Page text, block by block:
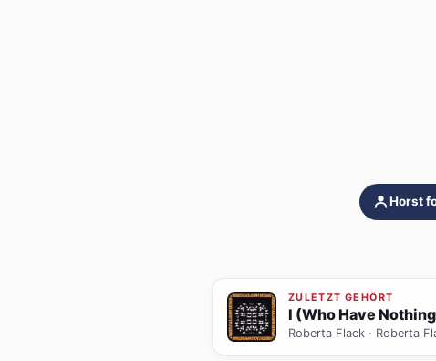
Horst
ZULETZT GEHÖRT
I (Who Have
Roberta Flack · Roberta